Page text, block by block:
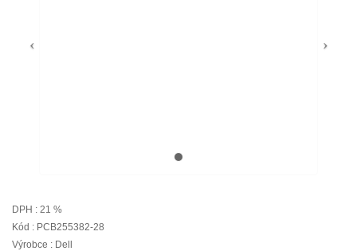
DPH : 21 %
Kód : PCB255382-28
Výrobce : Dell